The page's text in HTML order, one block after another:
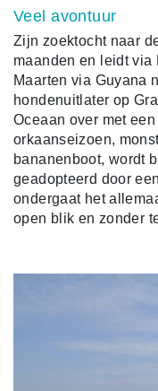
Veel avontuur
Zijn zoektocht naar
maanden en leidt via
Maarten via Guyana
hondenuitlater op
Oceaan over met
orkaanseizoen,
bananenboot, wordt
geadopteerd door
ondergaat het
open blik en zonder